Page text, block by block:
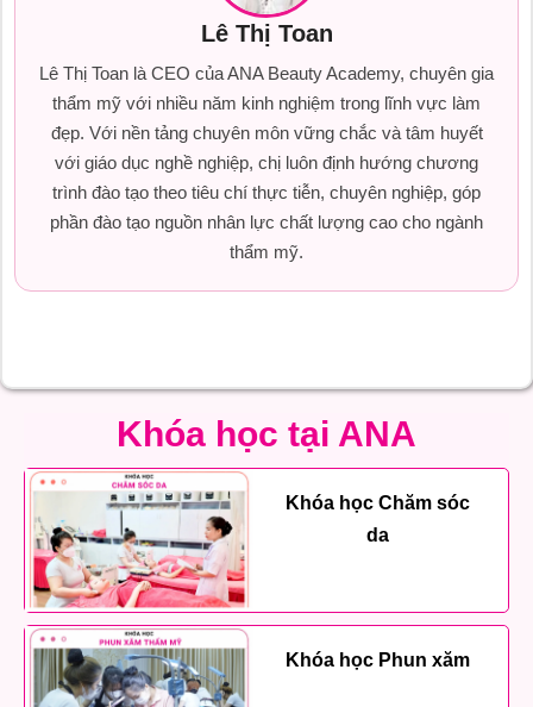
Lê Thị Toan
Lê Thị Toan là CEO của ANA Beauty Academy, chuyên gia
thẩm mỹ với nhiều năm kinh nghiệm trong lĩnh vực làm
đẹp. Với nền tảng chuyên môn vững chắc và tâm huyết
với giáo dục nghề nghiệp, chị luôn định hướng chương
trình đào tạo theo tiêu chí thực tiễn, chuyên nghiệp, góp
phần đào tạo nguồn nhân lực chất lượng cao cho ngành
thẩm mỹ.
Khóa học tại ANA
Khóa học Chăm sóc
da
Khóa học Phun xăm